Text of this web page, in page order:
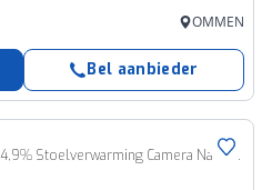
OMMEN
Bel aanbieder
Electric GS 113pk 44 kWh SOH 94,9% Stoelverwarming Camera Navigatie